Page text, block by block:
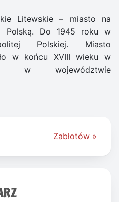
Litewskie – miasto na
Polską. Do 1945 roku w
Polskiej. Miasto
w końcu XVIII wieku w
w województwie
Zabłotów »